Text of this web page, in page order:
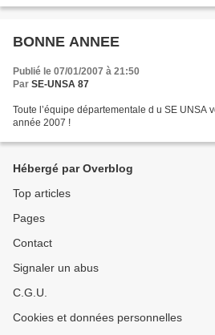
BONNE ANNEE
Publié le 07/01/2007 à 21:50
Par SE-UNSA 87
Toute l’équipe départementale d u SE UNSA
année 2007 !
Hébergé par Overblog
Top articles
Pages
Contact
Signaler un abus
C.G.U.
Cookies et données personnelles